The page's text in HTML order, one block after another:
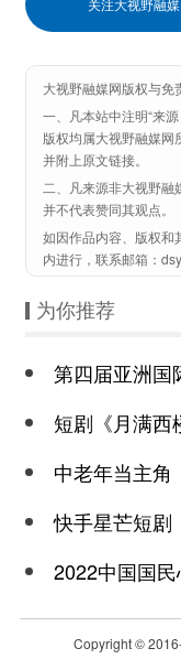
关注大视野融
大视野融媒网版权与免
一、凡本站中注明“来
版权均属大视野融媒网
并附上原文链接。
二、凡来源非大视野融
并不代表赞同其观点。
如因作品内容、版权和
内进行，联系邮箱：
为你推荐
第四届亚洲国际
短剧《月满西楼》
中老年当主角，
快手星芒短剧《
2022中国国民心
Copyright ©